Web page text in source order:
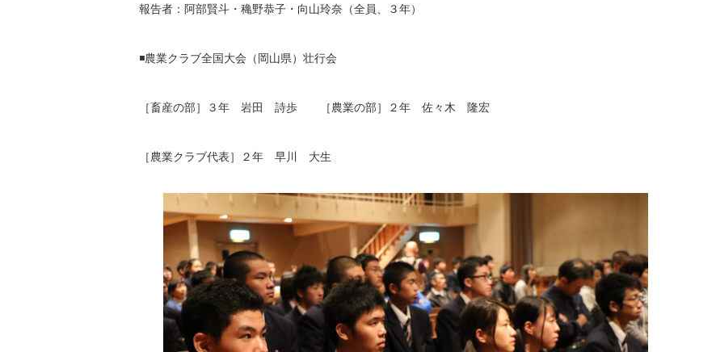
報告者：阿部賢斗・穐野恭子・向山玲奈（全員、３年）
◾️農業クラブ全国大会（岡山県）壮行会
［畜産の部］３年 岩田 詩歩 ［農業の部］２年 佐々木 隆宏
［農業クラブ代表］２年 早川 大生